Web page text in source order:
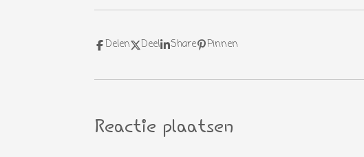
Delen Deel Share Pinnen
Reactie plaatsen